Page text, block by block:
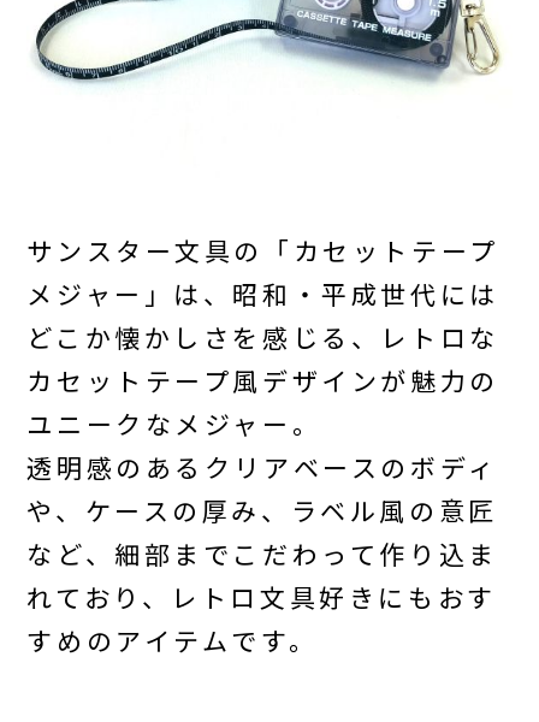
サンスター文具の「カセットテープ
メジャー」は、昭和・平成世代には
どこか懐かしさを感じる、レトロな
カセットテープ風デザインが魅力の
ユニークなメジャー。
透明感のあるクリアベースのボディ
や、ケースの厚み、ラベル風の意匠
など、細部までこだわって作り込ま
れており、レトロ文具好きにもおす
すめのアイテムです。